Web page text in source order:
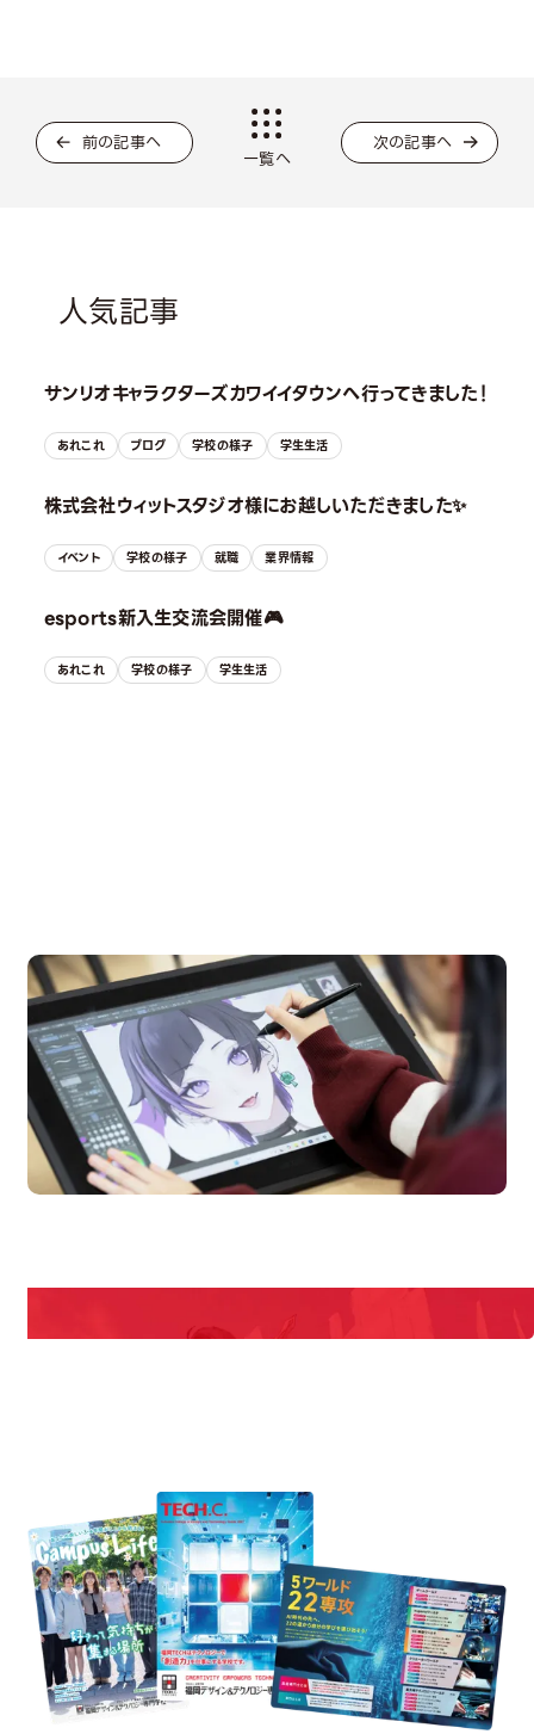
前の記事へ
一覧へ
次の記事へ
人気記事
サンリオキャラクターズカワイイタウンへ行ってきました！
あれこれ ブログ 学校の様子 学生生活
株式会社ウィットスタジオ様にお越しいただきました✨
イベント 学校の様子 就職 業界情報
esports新入生交流会開催🎮
あれこれ 学校の様子 学生生活
Campus